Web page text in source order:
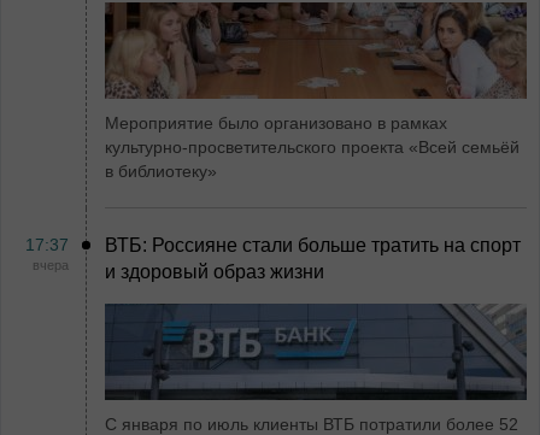
Мероприятие было организовано в рамках
культурно-просветительского проекта «Всей семьёй
в библиотеку»
17:37
вчера
ВТБ: Россияне стали больше тратить на спорт
и здоровый образ жизни
С января по июль клиенты ВТБ потратили более 52